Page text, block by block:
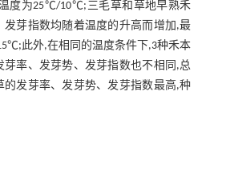
度为25℃/10℃;三毛草和草地早熟禾
发芽指数均随着温度的升高而增加,最
此外,在相同的温度条件下,3种禾本
芽率、发芽势、发芽指数也不相同,总
的发芽率、发芽势、发芽指数最高,种